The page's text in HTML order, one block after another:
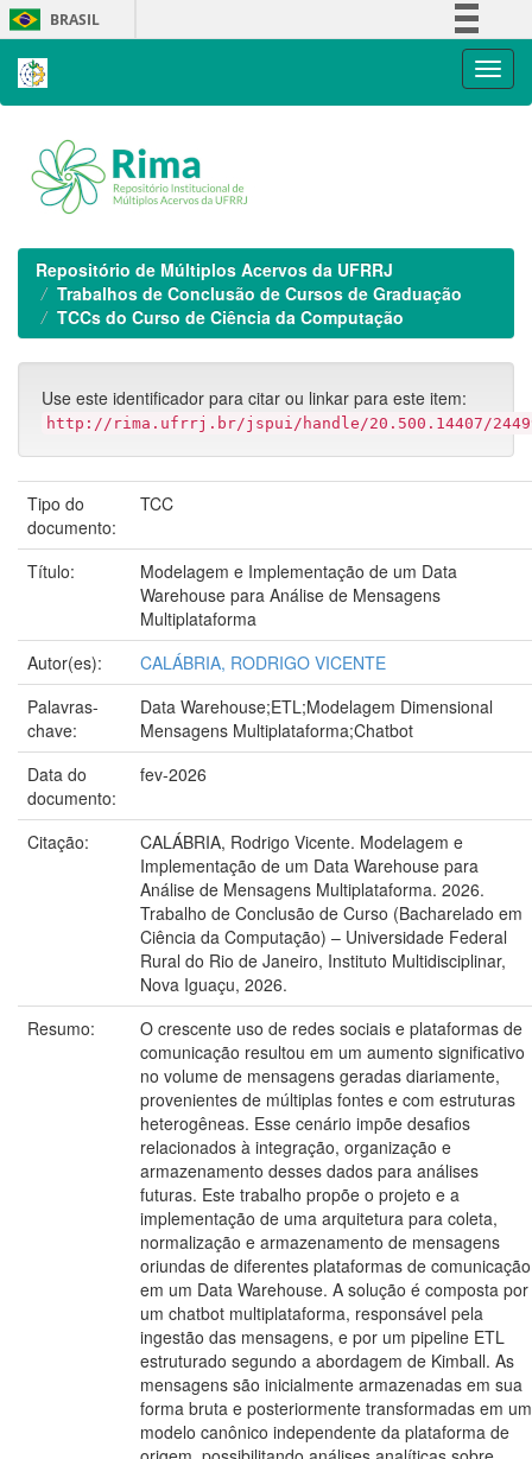
Skip
navigation
BRASIL
Repositório de Múltiplos Acervos da UFRRJ
Trabalhos de Conclusão de Cursos de Graduação
TCCs do Curso de Ciência da Computação
Use este identificador para citar ou linkar para este item:
http://rima.ufrrj.br/jspui/handle/20.500.14407/
Tipo do
documento:
TCC
Título:
Modelagem e Implementação de um Data
Warehouse para Análise de Mensagens
Multiplataforma
Autor(es):
CALÁBRIA, RODRIGO VICENTE
Palavras-
chave:
Data Warehouse;ETL;Modelagem Dimensional
Mensagens Multiplataforma;Chatbot
Data do
documento:
fev-2026
Citação:
CALÁBRIA, Rodrigo Vicente. Modelagem e
Implementação de um Data Warehouse para
Análise de Mensagens Multiplataforma. 2026.
Trabalho de Conclusão de Curso (Bacharelado em
Ciência da Computação) – Universidade Federal
Rural do Rio de Janeiro, Instituto Multidisciplinar,
Nova Iguaçu, 2026.
Resumo:
O crescente uso de redes sociais e plataformas de
comunicação resultou em um aumento significativo
no volume de mensagens geradas diariamente,
provenientes de múltiplas fontes e com estruturas
heterogêneas. Esse cenário impõe desafios
relacionados à integração, organização e
armazenamento desses dados para análises
futuras. Este trabalho propõe o projeto e a
implementação de uma arquitetura para coleta,
normalização e armazenamento de mensagens
oriundas de diferentes plataformas de comunicação
em um Data Warehouse. A solução é composta por
um chatbot multiplataforma, responsável pela
ingestão das mensagens, e por um pipeline ETL
estruturado segundo a abordagem de Kimball. As
mensagens são inicialmente armazenadas em sua
forma bruta e posteriormente transformadas em um
modelo canônico independente da plataforma de